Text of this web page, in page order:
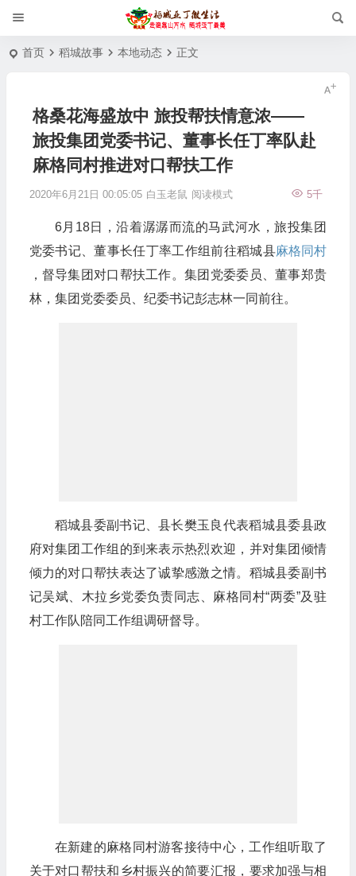
首页 稻城故事 本地动态 正文
格桑花海盛放中 旅投帮扶情意浓——
旅投集团党委书记、董事长任丁率队赴
麻格同村推进对口帮扶工作
2020年6月21日 00:05:05 白玉老鼠 5千
阅读模式
6月18日，沿着潺潺而流的马武河水，旅投集团
党委书记、董事长任丁率工作组前往稻城县麻格同村
，督导集团对口帮扶工作。集团党委委员、董事郑贵
林，集团党委委员、纪委书记彭志林一同前往。
稻城县委副书记、县长樊玉良代表稻城县委县政
府对集团工作组的到来表示热烈欢迎，并对集团倾情
倾力的对口帮扶表达了诚挚感激之情。稻城县委副书
记吴斌、木拉乡党委负责同志、麻格同村“两委”及驻
村工作队陪同工作组调研督导。
在新建的麻格同村游客接待中心，工作组听取了
关于对口帮扶和乡村振兴的简要汇报，要求加强与相